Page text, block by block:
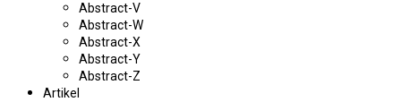
Abstract-V
Abstract-W
Abstract-X
Abstract-Y
Abstract-Z
Artikel